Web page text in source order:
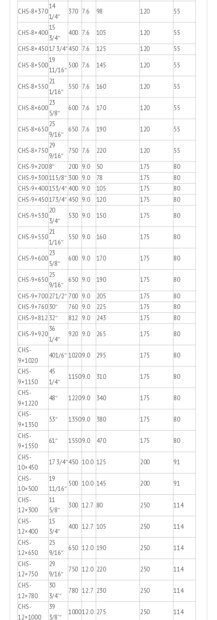
CHS-8×370
14
1/4″
370 7.6 98 120 55
CHS-8×400
15
3/4″
400 7.6 105 120 55
CHS-8×45017 3/4″450 7.6 125 120 55
CHS-8×500
19
11/16″
500 7.6 145 120 55
CHS-8×550
21
1/16″
550 7.6 160 120 55
CHS-8×600
23
5/8″
600 7.6 170 120 55
CHS-8×650
25
9/16″
650 7.6 190 120 55
CHS-8×750
29
9/16″
750 7.6 220 120 55
CHS-9×2008″ 200 9.0 50 175 80
CHS-9×300115/8″ 300 9.0 78 175 80
CHS-9×400153/4″ 400 9.0 105 175
80
CHS-9×450173/4″ 450 9.0 120 175
80
CHS-9×530
20
3/4″
530 9.0 150 175 80
CHS-9×550
21
1/16″
550 9.0 160 175 80
CHS-9×600
23
5/8″
600 9.0 170 175 80
CHS-9×650
25
9/16″
650 9.0 190 175 80
CHS-9×700271/2″ 700 9.0 205 175
80
CHS-9×76030″ 760 9.0 225 175 80
CHS-9×812 32″ 812 9.0 243 175 80
CHS-9×920
36
1/4″
920 9.0 265 175 80
CHS-
9×1020
401/6″10209.0 295 175 80
CHS-
9×1150
45
1/4″
11509.0 310 175 80
CHS-
9×1220
48″ 12209.0 340 175 80
CHS-
9×1350
53″ 13509.0 380 175 80
CHS-
9×1550
61″ 15509.0 470 175 80
CHS-
10×450
17 3/4″450 10.0 125 200 91
CHS-
10×500
19
11/16″
500 10.0 145 200 91
CHS-
12×300
11
5/8″
300 12.7 80 250 114
CHS-
12×400
15
3/4″
400 12.7 105 250 114
CHS-
12×650
25
9/16″
650 12.0 190 250 114
CHS-
12×750
29
9/16″
750 12.0 220 250 114
CHS-
12×780
30
3/4'″
780 12.7 230 250 114
CHS-
12×1000
39
3/8'″
100012.0 275 250 114